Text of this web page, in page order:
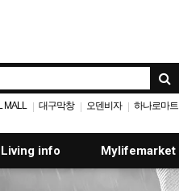
MALL | 대구막창 | 오덴비자 | 하나로마트
Living info Mylifemarket